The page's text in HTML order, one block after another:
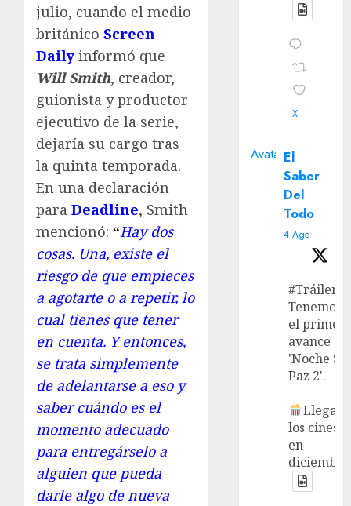
julio, cuando el medio
británico Screen
Daily informó que
Will Smith, creador,
guionista y productor
ejecutivo de la serie,
dejaría su cargo tras
la quinta temporada.
En una declaración
para Deadline, Smith
mencionó: “Hay dos
cosas. Una, existe el
riesgo de que empieces
a agotarte o a repetir, lo
cual tienes que tener
en cuenta. Y entonces,
se trata simplemente
de adelantarse a eso y
saber cuándo es el
momento adecuado
para entregárselo a
alguien que pueda
darle algo de nueva
X
Avatar El
Saber
Del
Todo
4 Ago
#Tráiler
Tenemos
el primer
avance de
'Noche
Paz 2'.
Llega a
los cines
en